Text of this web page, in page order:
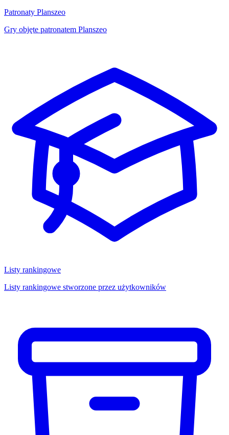
Patronaty Planszeo
Gry objęte patronatem Planszeo
Listy rankingowe
Listy rankingowe stworzone przez użytkowników